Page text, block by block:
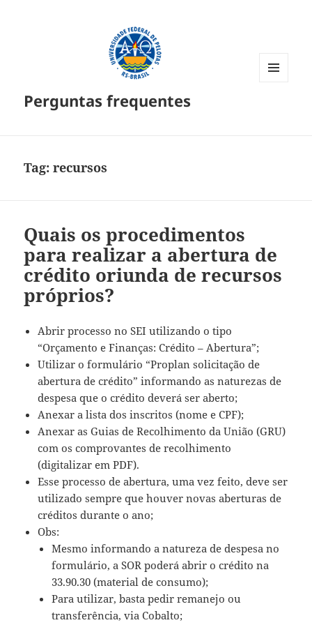
Perguntas frequentes
Tag:recursos
Quais os procedimentos
para realizar a abertura de
crédito oriunda de recursos
próprios?
Abrir processo no SEI utilizando o tipo
“Orçamento e Finanças: Crédito – Abertura”;
Utilizar o formulário “Proplan solicitação de
abertura de crédito” informando as naturezas de
despesa que o crédito deverá ser aberto;
Anexar a lista dos inscritos (nome e CPF);
Anexar as Guias de Recolhimento da União (GRU)
com os comprovantes de recolhimento
(digitalizar em PDF).
Esse processo de abertura, uma vez feito, deve ser
utilizado sempre que houver novas aberturas de
créditos durante o ano;
Obs:
Mesmo informando a natureza de despesa no
formulário, a SOR poderá abrir o crédito na
33.90.30 (material de consumo);
Para utilizar, basta pedir remanejo ou
transferência, via Cobalto;